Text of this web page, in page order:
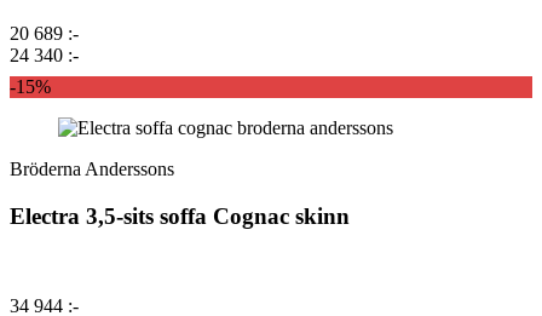
20 689 :-
24 340 :-
-15%
Bröderna Anderssons
Electra 3,5-sits soffa Cognac skinn
34 944 :-